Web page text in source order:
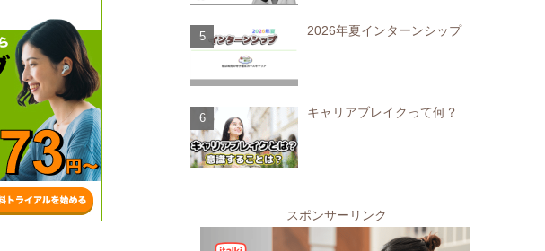
2026年夏インターンシップ
キャリアブレイクって何？
スポンサーリンク